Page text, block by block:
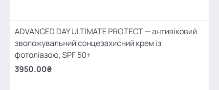
ADVANCED DAY ULTIMATE PROTECT — антивіковий
зволожувальний сонцезахисний крем із
фотоліазою, SPF 50+
3950.00₴